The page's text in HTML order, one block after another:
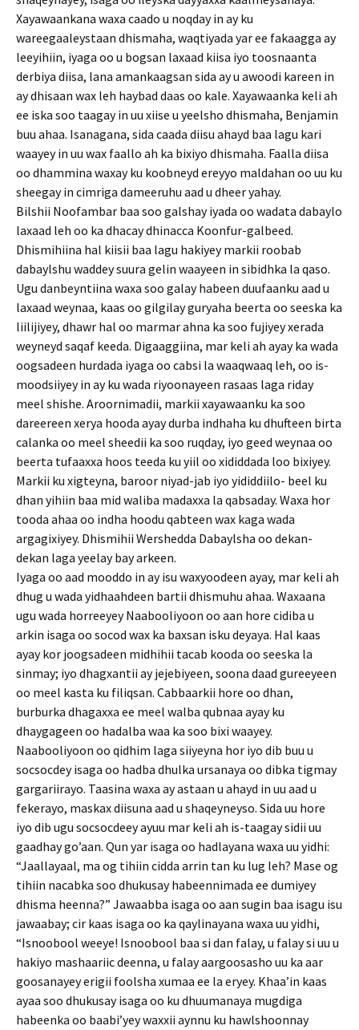
Xayawaankana waxa caado u noqday in ay ku
wareegaaleystaan dhismaha, waqtiyada yar ee fakaagga ay
leeyihiin, iyaga oo u bogsan laxaad kiisa iyo toosnaanta
derbiya diisa, lana amankaagsan sida ay u awoodi kareen in
ay dhisaan wax leh haybad daas oo kale. Xayawaanka keli ah
ee iska soo taagay in uu xiise u yeelsho dhismaha, Benjamin
buu ahaa. Isanagana, sida caada diisu ahayd baa lagu kari
waayey in uu wax faallo ah ka bixiyo dhismaha. Faalla diisa
oo dhammina waxay ku koobneyd ereyyo maldahan oo uu ku
sheegay in cimriga dameeruhu aad u dheer yahay.
Bilshii Noofambar baa soo galshay iyada oo wadata dabaylo
laxaad leh oo ka dhacay dhinacca Koonfur-galbeed.
Dhismihiina hal kiisii baa lagu hakiyey markii roobab
dabaylshu waddey suura gelin waayeen in sibidhka la qaso.
Ugu danbeyntiina waxa soo galay habeen duufaanku aad u
laxaad weynaa, kaas oo gilgilay guryaha beerta oo seeska ka
liilijiyey, dhawr hal oo marmar ahna ka soo fujiyey xerada
weyneyd saqaf keeda. Digaaggiina, mar keli ah ayay ka wada
oogsadeen hurdada iyaga oo cabsi la waaqwaaq leh, oo is-
moodsiiyey in ay ku wada riyoonayeen rasaas laga riday
meel shishe. Aroornimadii, markii xayawaanku ka soo
dareereen xerya hooda ayay durba indhaha ku dhufteen birta
calanka oo meel sheedii ka soo ruqday, iyo geed weynaa oo
beerta tufaaxxa hoos teeda ku yiil oo xididdada loo bixiyey.
Markii ku xigteyna, baroor niyad-jab iyo yididdiilo- beel ku
dhan yihiin baa mid waliba madaxxa la qabsaday. Waxa hor
tooda ahaa oo indha hoodu qabteen wax kaga wada
argagixiyey. Dhismihii Wershedda Dabaylsha oo dekan-
dekan laga yeelay bay arkeen.
Iyaga oo aad mooddo in ay isu waxyoodeen ayay, mar keli ah
dhug u wada yidhaahdeen bartii dhismuhu ahaa. Waxaana
ugu wada horreeyey Naabooliyoon oo aan hore cidiba u
arkin isaga oo socod wax ka baxsan isku deyaya. Hal kaas
ayay kor joogsadeen midhihii tacab kooda oo seeska la
sinmay; iyo dhagxantii ay jejebiyeen, soona daad gureeyeen
oo meel kasta ku filiqsan. Cabbaarkii hore oo dhan,
burburka dhagaxxa ee meel walba qubnaa ayay ku
dhaygageen oo hadalba waa ka soo bixi waayey.
Naabooliyoon oo qidhim laga siiyeyna hor iyo dib buu u
socsocdey isaga oo hadba dhulka ursanaya oo dibka tigmay
gargariirayo. Taasina waxa ay astaan u ahayd in uu aad u
fekerayo, maskax diisuna aad u shaqeyneyso. Sida uu hore
iyo dib ugu socsocdeey ayuu mar keli ah is-taagay sidii uu
gaadhay go’aan. Qun yar isaga oo hadlayana waxa uu yidhi:
“Jaallayaal, ma og tihiin cidda arrin tan ku lug leh? Mase og
tihiin nacabka soo dhukusay habeennimada ee dumiyey
dhisma heenna?” Jawaabba isaga oo aan sugin baa isagu isu
jawaabay; cir kaas isaga oo ka qaylinayana waxa uu yidhi,
“Isnoobool weeye! Isnoobool baa si dan falay, u falay si uu u
hakiyo mashaariic deenna, u falay aargoosasho uu ka aar
goosanayey erigii foolsha xumaa ee la eryey. Khaa’in kaas
ayaa soo dhukusay isaga oo ku dhuumanaya mugdiga
habeenka oo baabi’yey waxxii aynnu ku hawlshoonnay